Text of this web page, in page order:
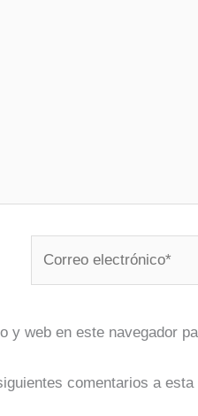
y web en este navegador
comentarios a esta